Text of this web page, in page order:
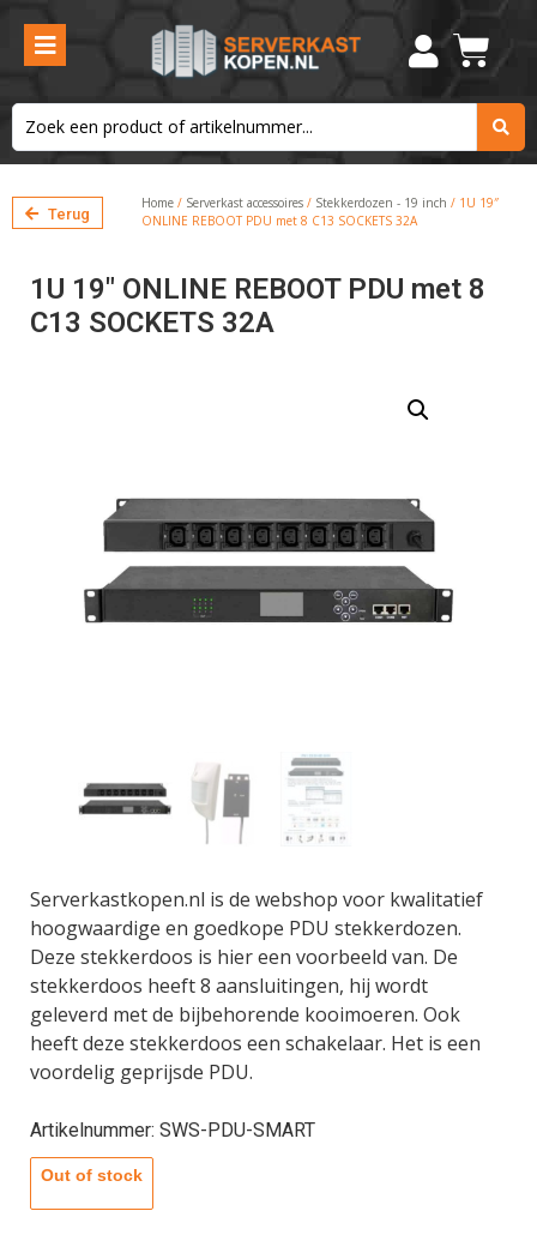
Terug
Home / Serverkast accessoires / Stekkerdozen - 19 inch / 1U 19″
ONLINE REBOOT PDU met 8 C13 SOCKETS 32A
1U 19″ ONLINE REBOOT PDU met 8
C13 SOCKETS 32A
Serverkastkopen.nl is de webshop voor kwalitatief
hoogwaardige en goedkope PDU stekkerdozen.
Deze stekkerdoos is hier een voorbeeld van. De
stekkerdoos heeft 8 aansluitingen, hij wordt
geleverd met de bijbehorende kooimoeren. Ook
heeft deze stekkerdoos een schakelaar. Het is een
voordelig geprijsde PDU.
Artikelnummer: SWS-PDU-SMART
Out of stock